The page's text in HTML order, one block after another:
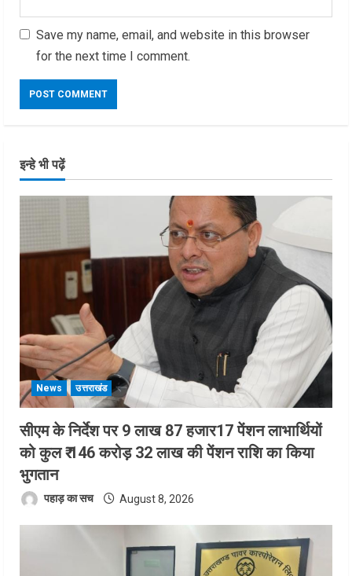
Save my name, email, and website in this browser
for the next time I comment.
इन्हे भी पढ़ें
News उत्तराखंड
सीएम के निर्देश पर 9 लाख 87 हजार17 पेंशन लाभार्थियों
को कुल ₹ 146 करोड़ 32 लाख की पेंशन राशि का किया
भुगतान
पहाड़ का सच August 8, 2026